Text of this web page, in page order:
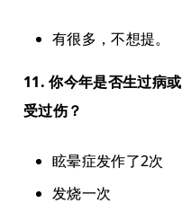
有很多，不想提。
11. 你今年是否生过病或
受过伤？
眩晕症发作了2次
发烧一次